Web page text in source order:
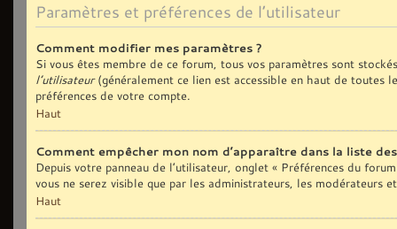
Paramètres et préférences de l’utilisateur
Comment modifier mes paramètres ?
Si vous êtes membre de ce forum, tous vos paramètres sont
l’utilisateur(généralement ce lien est accessible en haut de toutes
préférences de votre compte.
Haut
Comment empêcher mon nom d’apparaître dans la liste
Depuis votre panneau de l’utilisateur, onglet « Préférences du
vous ne serez visible que par les administrateurs, les modérateurs
Haut